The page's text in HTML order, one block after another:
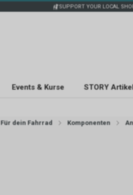
SUPPORT YOUR LOCAL
Events & Kurse STORY
Für dein Fahrrad Komponenten